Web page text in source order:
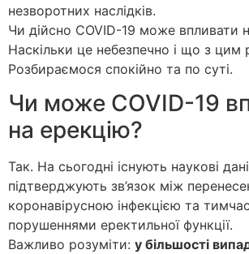
незворотних наслідків.
Чи дійсно COVID-19 може впливати
Наскільки це небезпечно і що з цим
Розбираємося спокійно та по суті.
Чи може COVID-19
на ерекцію?
Так. На сьогодні існують наукові
підтверджують зв’язок між
коронавірусною інфекцією та
порушеннями еректильної функції.
Важливо розуміти: у більшості